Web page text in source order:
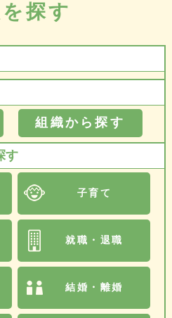
探す
組織から探す
す
子育て
就職・退職
結婚・離婚